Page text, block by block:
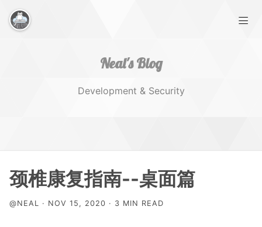
Neal's Blog
Development & Security
Works
颈椎康复指南--桌面篇
@NEAL · NOV 15, 2020 · 3 MIN READ